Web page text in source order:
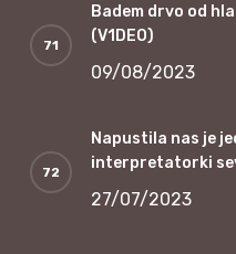
Badem drvo od
(V1DEO)
09/08/2023
Napustila nas je
interpretatorki
27/07/2023